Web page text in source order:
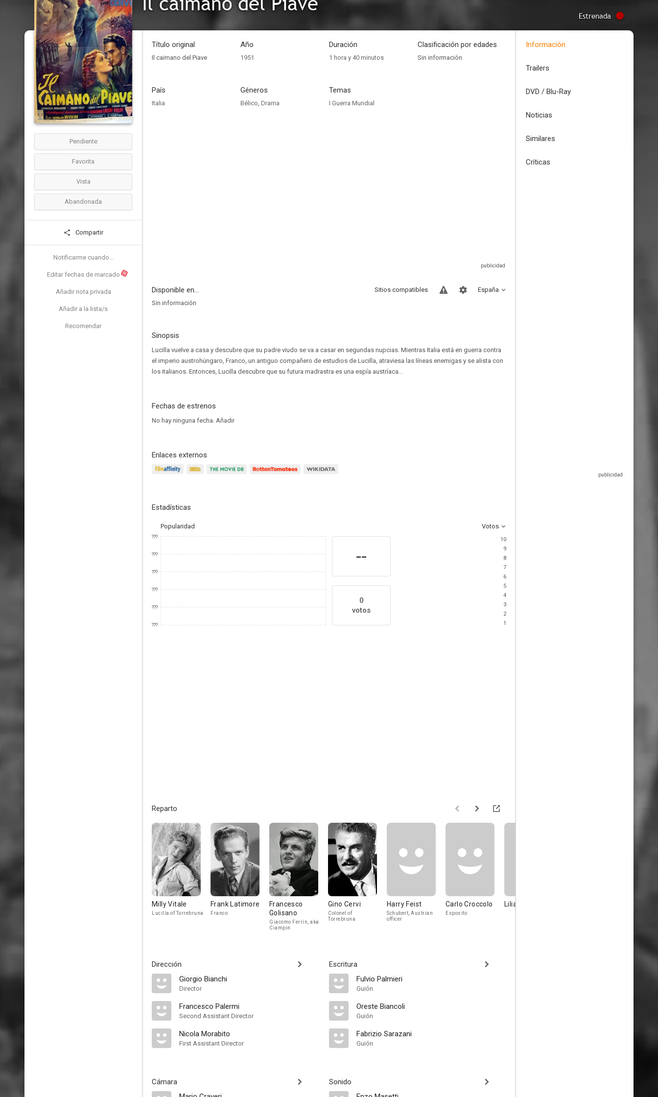
Estrenada
Pendiente
Favorita
Vista
Abandonada
Compartir
Notificarme cuando...
Editar fechas de marcado N
Añadir nota privada
Añadir a la lista/s
Recomendar
Título original
Il caimano del Piave
Año
1951
Duración
1 hora y 40 minutos
Clasificación por edades
Sin información
País
Italia
Géneros
Bélico, Drama
Temas
I Guerra Mundial
Disponible en... España
Sitios compatibles
Sin información
Sinopsis
Lucilla vuelve a casa y descubre que su padre viudo se va a casar en segundas nupcias. Mientras Italia está en guerra contra
el imperio austrohúngaro, Franco, un antiguo compañero de estudios de Lucilla, atraviesa las líneas enemigas y se alista con
los italianos. Entonces, Lucilla descubre que su futura madrastra es una espía austríaca...
Fechas de estrenos
No hay ninguna fecha. Añadir
Enlaces externos
Estadísticas
Popularidad Votos
???
???
???
???
???
???
--
0
votos
10
9
8
7
6
5
4
3
2
1
Reparto
Milly Vitale
Lucilla of Torrebruna
Frank Latimore
Franco
Francesco
Golisano
Giacomo Ferrin, aka
Ciampin
Gino Cervi
Colonel of
Torrebruna
Harry Feist
Schubert, Austrian
officer
Carlo Croccolo
Esposito
Lilia Landi
Dirección
Giorgio Bianchi
Director
Francesco Palermi
Second Assistant Director
Nicola Morabito
First Assistant Director
Cámara
Escritura
Fulvio Palmieri
Guión
Oreste Biancoli
Guión
Fabrizio Sarazani
Guión
Sonido
Información
Trailers
DVD / Blu-Ray
Noticias
Similares
Críticas